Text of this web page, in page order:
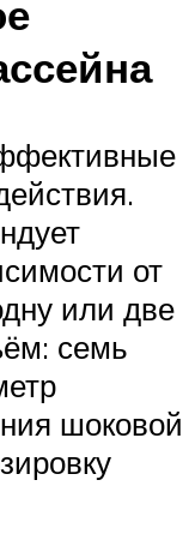
от
или две
семь
шоковой